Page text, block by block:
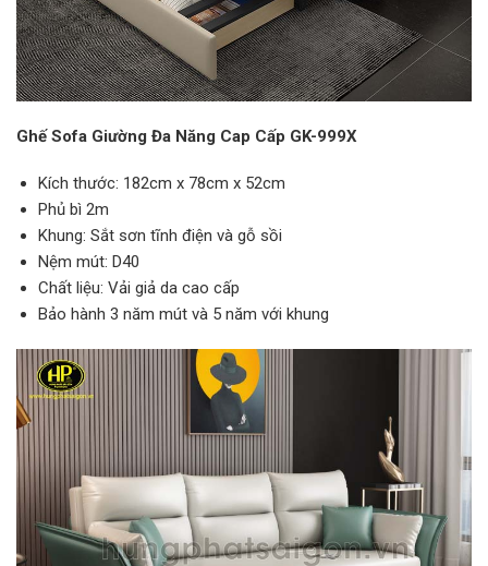
Ghế Sofa Giường Đa Năng Cap Cấp GK-999X
Kích thước: 182cm x 78cm x 52cm
Phủ bì 2m
Khung: Sắt sơn tĩnh điện và gỗ sồi
Nệm mút: D40
Chất liệu: Vải giả da cao cấp
Bảo hành 3 năm mút và 5 năm với khung